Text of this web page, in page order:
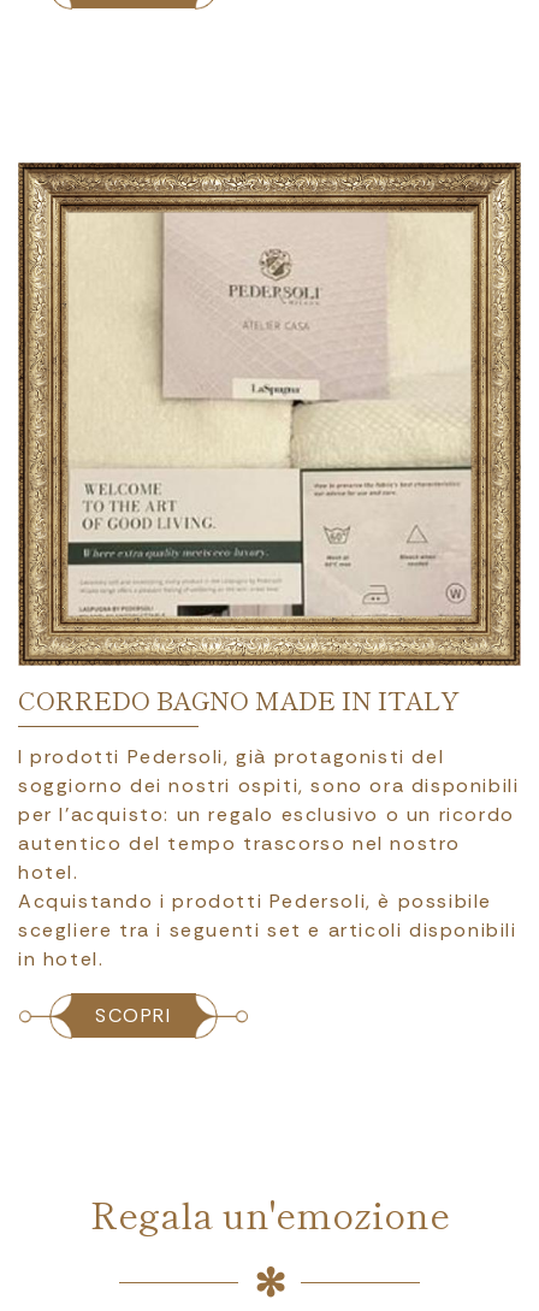
CORREDO BAGNO MADE IN ITALY
I prodotti Pedersoli, già protagonisti del
soggiorno dei nostri ospiti, sono ora disponibili
per l’acquisto: un regalo esclusivo o un ricordo
autentico del tempo trascorso nel nostro
hotel.
Acquistando i prodotti Pedersoli, è possibile
scegliere tra i seguenti set e articoli disponibili
in hotel.
SCOPRI
Regala un'emozione